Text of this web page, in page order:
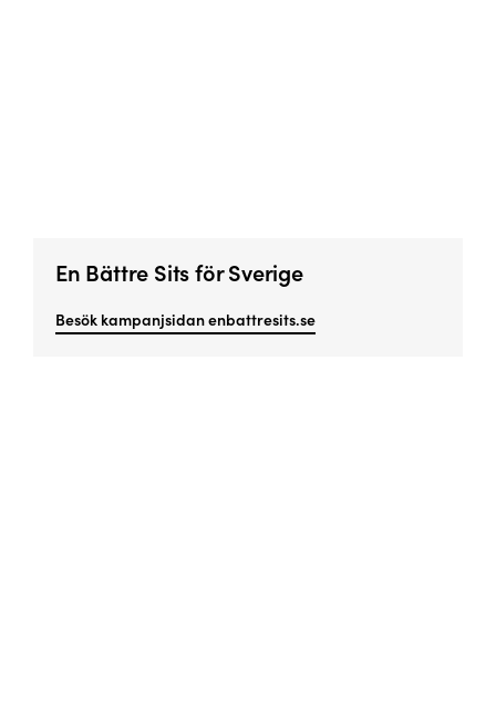
En Bättre Sits för Sverige
Besök kampanjsidan enbattresits.se